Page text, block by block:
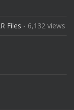
Files - 6,132 views